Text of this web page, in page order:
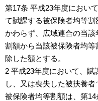
第17条 平成23年度におい
て賦課する被保険者均等
かわらず、広域連合の当
割額から当該被保険者均
除した額とする。
2 平成23年度において、
し、又は喪失した被扶養
被保険者均等割額は、第14